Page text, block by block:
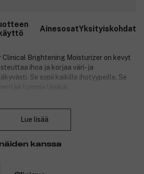
käyttö
AinesosatYksityiskohdat
Clinical Brightening Moisturizer on kevyt
ihoa ja korjaa väri- ja
Se sopii kaikille ihotyypeille. Se
tummia läiskiä.
väri- ja pigmenttimuutoksia ja antaa
ihon.
Lue lisää
kanssa